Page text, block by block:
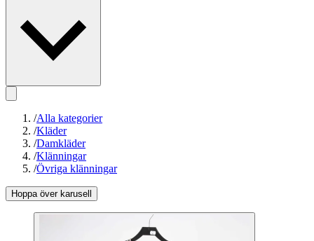
/Alla kategorier
/Kläder
/Damkläder
/Klänningar
/Övriga klänningar
Hoppa över karusell